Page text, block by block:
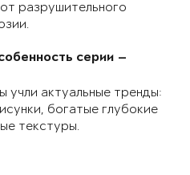
разрушительного
серии —
учли актуальные тренды:
богатые глубокие
текстуры.